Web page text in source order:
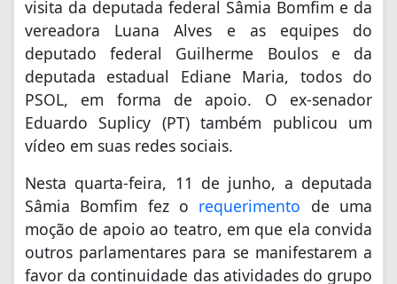
visita da deputada federal Sâmia Bomfim e da
vereadora Luana Alves e as equipes do
deputado federal Guilherme Boulos e da
deputada estadual Ediane Maria, todos do
PSOL, em forma de apoio. O ex-senador
Eduardo Suplicy (PT) também publicou um
vídeo em suas redes sociais.
Nesta quarta-feira, 11 de junho, a deputada
Sâmia Bomfim fez o requerimento de uma
moção de apoio ao teatro, em que ela convida
outros parlamentares para se manifestarem a
favor da continuidade das atividades do grupo